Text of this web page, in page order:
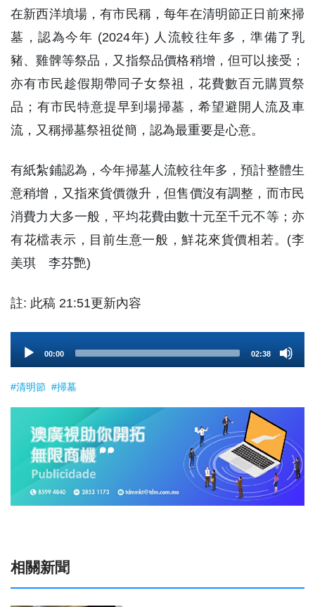
在新西洋墳場，有市民稱，每年在清明節正日前來掃
墓，認為今年 (2024年) 人流較往年多，準備了乳
豬、雞髀等祭品，又指祭品價格稍增，但可以接受；
亦有市民趁假期帶同子女祭祖，花費數百元購買祭
品；有市民特意提早到場掃墓，希望避開人流及車
流，又稱掃墓祭祖從簡，認為最重要是心意。
有紙紮鋪認為，今年掃墓人流較往年多，預計整體生
意稍增，又指來貨價微升，但售價沒有調整，而市民
消費力大多一般，平均花費由數十元至千元不等；亦
有花檔表示，目前生意一般，鮮花來貨價相若。(李
美琪 李芬艷)
註: 此稿 21:51更新內容
Player
00:00 02:38
#清明節 #掃墓
相關新聞